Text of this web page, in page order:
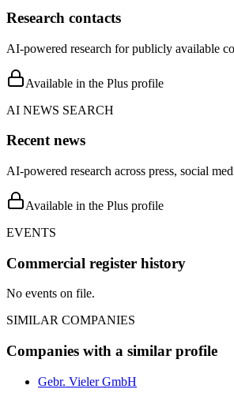
Research contacts
AI-powered research for publicly available
Available in the Plus profile
AI NEWS SEARCH
Recent news
AI-powered research across press, social
Available in the Plus profile
EVENTS
Commercial register history
No events on file.
SIMILAR COMPANIES
Companies with a similar profile
Gebr. Vieler GmbH